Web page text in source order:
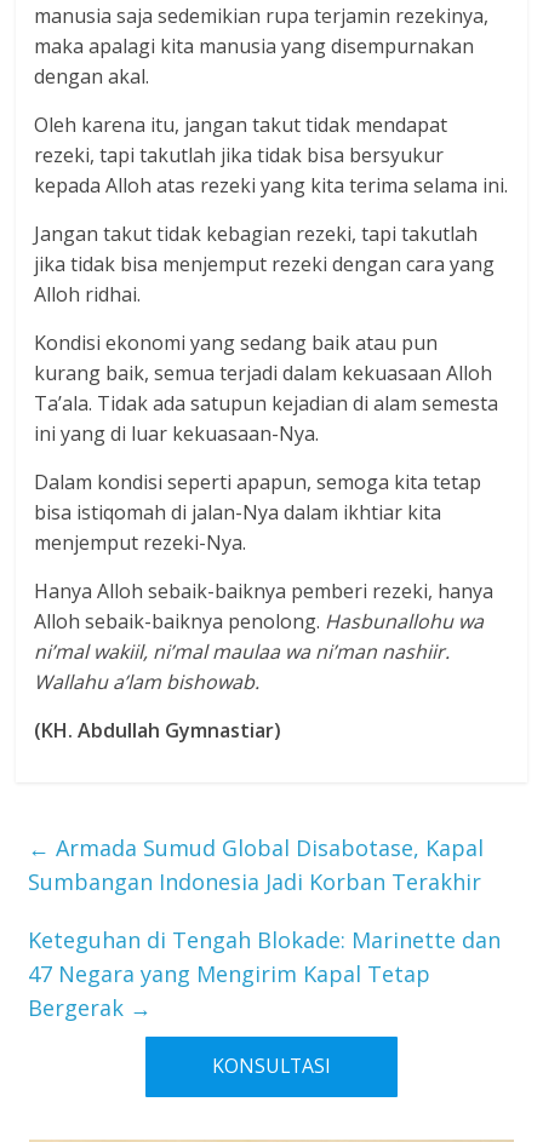
manusia saja sedemikian rupa terjamin rezekinya,
maka apalagi kita manusia yang disempurnakan
dengan akal.
Oleh karena itu, jangan takut tidak mendapat
rezeki, tapi takutlah jika tidak bisa bersyukur
kepada Alloh atas rezeki yang kita terima selama ini.
Jangan takut tidak kebagian rezeki, tapi takutlah
jika tidak bisa menjemput rezeki dengan cara yang
Alloh ridhai.
Kondisi ekonomi yang sedang baik atau pun
kurang baik, semua terjadi dalam kekuasaan Alloh
Ta’ala. Tidak ada satupun kejadian di alam semesta
ini yang di luar kekuasaan-Nya.
Dalam kondisi seperti apapun, semoga kita tetap
bisa istiqomah di jalan-Nya dalam ikhtiar kita
menjemput rezeki-Nya.
Hanya Alloh sebaik-baiknya pemberi rezeki, hanya
Alloh sebaik-baiknya penolong. Hasbunallohu wa
ni’mal wakiil, ni’mal maulaa wa ni’man nashiir.
Wallahu a’lam bishowab.
(KH. Abdullah Gymnastiar)
← Armada Sumud Global Disabotase, Kapal
Sumbangan Indonesia Jadi Korban Terakhir
Keteguhan di Tengah Blokade: Marinette dan
47 Negara yang Mengirim Kapal Tetap
Bergerak →
KONSULTASI